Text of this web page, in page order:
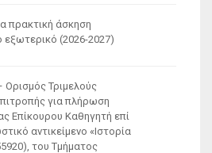
πρακτική άσκηση
εξωτερικό (2026-2027)
Τριμελούς
για πλήρωση
Επίκουρου Καθηγητή επί
αντικείμενο «Ιστορία
του Τμήματος